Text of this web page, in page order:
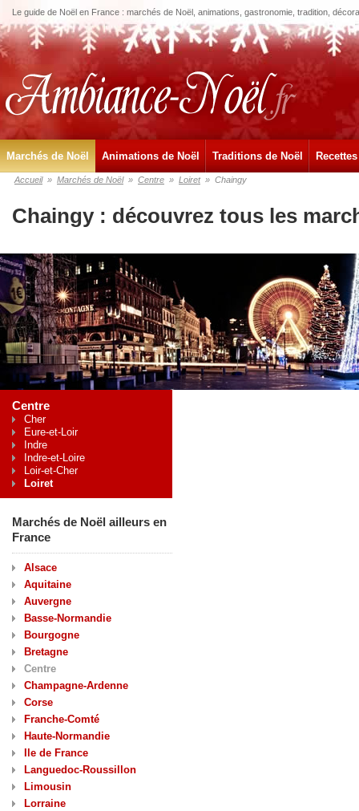
Le guide de Noël en France : marchés de Noël, animations, gastronomie, tradition,
Marchés de Noël Animations de Noël Traditions de Noël
Accueil » Marchés de Noël » Centre » Loiret » Chaingy
Chaingy : découvrez tous les
Centre
Cher
Eure-et-Loir
Indre
Indre-et-Loire
Loir-et-Cher
Loiret
Marchés de Noël ailleurs en
France
Alsace
Aquitaine
Auvergne
Basse-Normandie
Bourgogne
Bretagne
Centre
Champagne-Ardenne
Corse
Franche-Comté
Haute-Normandie
Ile de France
Languedoc-Roussillon
Limousin
Lorraine